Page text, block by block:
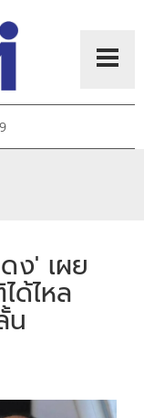
ง' เผย
ด้ไหล
น